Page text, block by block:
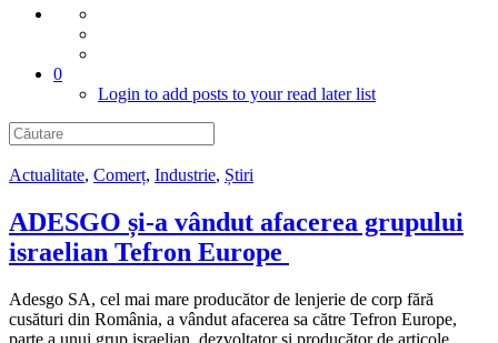
0
Login to add posts to your read later list
Actualitate, Comerț, Industrie, Știri
ADESGO și-a vândut afacerea grupului
israelian Tefron Europe
Adesgo SA, cel mai mare producător de lenjerie de corp fără
cusături din România, a vândut afacerea sa către Tefron Europe,
parte a unui grup israelian, dezvoltator și producător de articole